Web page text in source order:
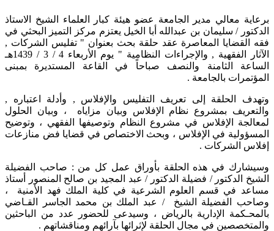
برعاية معالي مدير الجامعة عضو هيئة كبار العلماء الشيخ الاستاذ
الدكتور / سليمان بن عبدالله أبا الخيل يعتزم مركز التميز البحثي في
فقه القضايا المعاصرة عقد حلقة بحث بعنوان " تفليس الشركات ,
الآثار الفقهية , والإجراءات النظامية " يوم الأربعاء 4 / 3 / 1439هـ
الساعة الثامنة والنصف صباحاً في القاعة المستديرة بمبنى
المؤتمرات بالجامعة .
وتهدف الحلقة إلى تعريف التفليس والإفلاس , وأدلة اعتباره ,
والتعريف بمشروع نظام الإفلاس وبيان مزاياه ، وبيان الحلول
لمعالجة الإفلاس في مشروع النظام وتوصيفها الفقهي ، وتوضيح
المسؤولية في الإفلاس ، وبحث الاختصاص في قضايا فض منازعات
إفلاس الشركات .
وسيشارك في هذه الحلقة بأوراق عمل كل من : صاحب الفضيلة
الشيخ الدكتور / فضيلة الدكتور / عبد المجيد بن صالح المنصور أستاذ
مساعد في قسم العلوم الشرعية في كلية الملك فهد الأمنية ،
وصاحب الفضيلة الشيخ / عبد الملك بن محمد الجاسر القـاضي
بالمحـكمة الإدارية بالرياض ، وسيدعى للحضور عدد من الباحثين
والمتخصصين في مجال الحلقة لإثرائها بآرائهم ومناقشاتهم . ​